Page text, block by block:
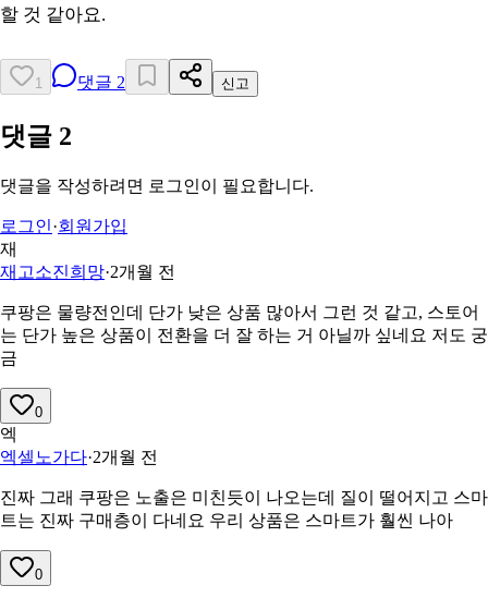
할 것 같아요.
1 댓글 2 신고
댓글 2
댓글을 작성하려면 로그인이 필요합니다.
로그인·회원가입
재
재고소진희망·2개월 전
쿠팡은 물량전인데 단가 낮은 상품 많아서 그런 것 같고, 스토어
는 단가 높은 상품이 전환을 더 잘 하는 거 아닐까 싶네요 저도 궁
금
0
엑
엑셀노가다·2개월 전
진짜 그래 쿠팡은 노출은 미친듯이 나오는데 질이 떨어지고 스마
트는 진짜 구매층이 다네요 우리 상품은 스마트가 훨씬 나아
0